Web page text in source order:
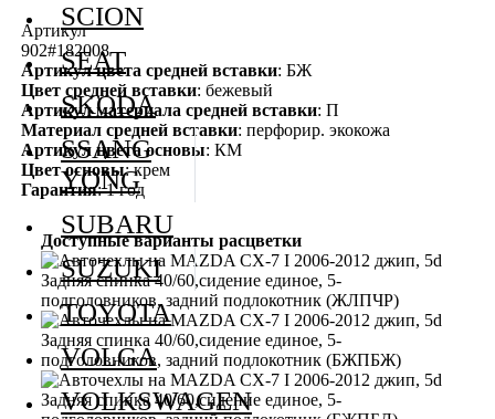
Артикул
902#182008
Артикул цвета средней вставки: БЖ
Цвет средней вставки: бежевый
Артикул материала средней вставки: П
Материал средней вставки: перфорир. экокожа
Артикул цвета основы: КМ
Цвет основы: крем
Гарантия: 1 год
Доступные варианты расцветки
SCION
SEAT
SKODA
SSANG
YONG
SUBARU
SUZUKI
TOYOTA
VOLGA
VOLKSWAGEN